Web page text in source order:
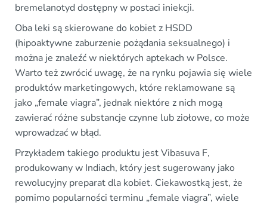
bremelanotyd dostępny w postaci iniekcji.
Oba leki są skierowane do kobiet z HSDD
(hipoaktywne zaburzenie pożądania seksualnego) i
można je znaleźć w niektórych aptekach w Polsce.
Warto też zwrócić uwagę, że na rynku pojawia się wiele
produktów marketingowych, które reklamowane są
jako „female viagra”, jednak niektóre z nich mogą
zawierać różne substancje czynne lub ziołowe, co może
wprowadzać w błąd.
Przykładem takiego produktu jest Vibasuva F,
produkowany w Indiach, który jest sugerowany jako
rewolucyjny preparat dla kobiet. Ciekawostką jest, że
pomimo popularności terminu „female viagra”, wiele